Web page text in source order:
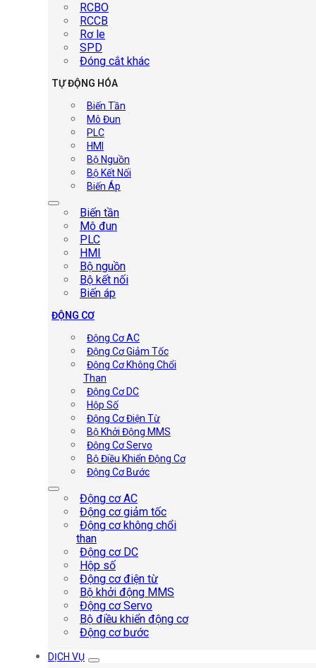
RCBO
RCCB
Rơ le
SPD
Đóng cắt khác
TỰ ĐỘNG HÓA
Biến Tần
Mô Đun
PLC
HMI
Bộ Nguồn
Bộ Kết Nối
Biến Áp
Biến tần
Mô đun
PLC
HMI
Bộ nguồn
Bộ kết nối
Biến áp
ĐỘNG CƠ
Động Cơ AC
Động Cơ Giảm Tốc
Động Cơ Không Chổi
Than
Động Cơ DC
Hộp Số
Động Cơ Điện Từ
Bộ Khởi Động MMS
Động Cơ Servo
Bộ Điều Khiển Động Cơ
Động Cơ Bước
Động cơ AC
Động cơ giảm tốc
Động cơ không chổi
than
Động cơ DC
Hộp số
Động cơ điện từ
Bộ khởi động MMS
Động cơ Servo
Bộ điều khiển động cơ
Động cơ bước
DỊCH VỤ